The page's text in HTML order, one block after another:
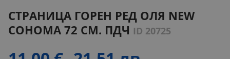
СТРАНИЦА ГОРЕН РЕД ОЛЯ NEW
СОНОМА 72 СМ. ПДЧ ID 20725